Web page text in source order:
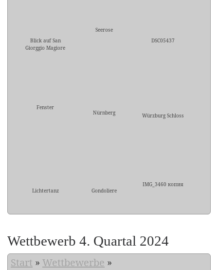
Blick auf San
Giorggio Magiore
Seerose
DSC05437
Fenster
Nürnberg Würzburg Schloss
Lichtertanz Gondoliere
IMG_3460 копия
Wettbewerb 4. Quartal 2024
Start » Wettbewerbe »